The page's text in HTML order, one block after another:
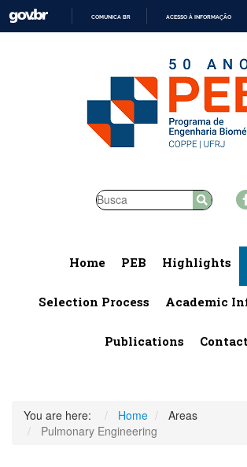
O
CONTEÚDO
COMUNICA BR ACESSO À INFORMAÇÃO
Home PEB Highlights
Selection Process Academic
Publications
You are here: Home
Areas
Pulmonary Engineering